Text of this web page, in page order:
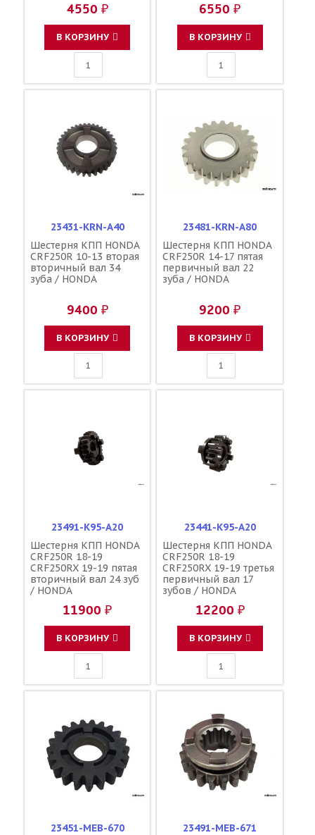
4550 ₽
В КОРЗИНУ
6550 ₽
В КОРЗИНУ
23431-KRN-A40
Шестерня КПП HONDA
CRF250R 10-13 вторая
вторичный вал 34
зуба / HONDA
9400 ₽
В КОРЗИНУ
23481-KRN-A80
Шестерня КПП HONDA
CRF250R 14-17 пятая
первичный вал 22
зуба / HONDA
9200 ₽
В КОРЗИНУ
23491-K95-A20
Шестерня КПП HONDA
CRF250R 18-19
CRF250RX 19-19 пятая
вторичный вал 24 зуб
/ HONDA
11900 ₽
В КОРЗИНУ
23441-K95-A20
Шестерня КПП HONDA
CRF250R 18-19
CRF250RX 19-19 третья
первичный вал 17
зубов / HONDA
12200 ₽
В КОРЗИНУ
23451-MEB-670
23491-MEB-671